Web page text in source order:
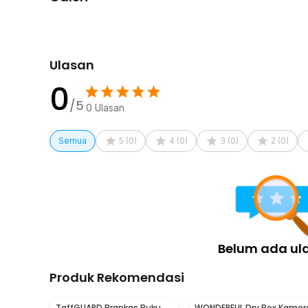
Ulasan
0/5 0 Ulasan
Semua 5 (0) 4 (0) 3 (0) 2 (0)
Belum ada
Produk Rekomendasi